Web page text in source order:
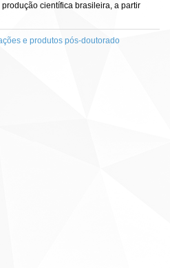
científica brasileira, a partir
e produtos pós-doutorado